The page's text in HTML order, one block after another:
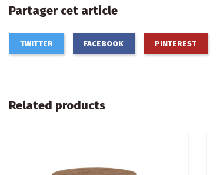
Partager cet article
TWITTER FACEBOOK PINTEREST
Related products